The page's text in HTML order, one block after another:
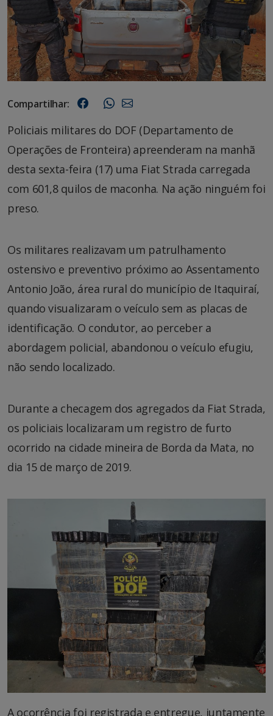
Compartilhar:
Policiais militares do DOF (Departamento de
Operações de Fronteira) apreenderam na manhã
desta sexta-feira (17) uma Fiat Strada carregada
com 601,8 quilos de maconha. Na ação ninguém foi
preso.
Os militares realizavam um patrulhamento
ostensivo e preventivo próximo ao Assentamento
Antonio João, área rural do município de Itaquiraí,
quando visualizaram o veículo sem as placas de
identificação. O condutor, ao perceber a
abordagem policial, abandonou o veículo efugiu,
não sendo localizado.
Durante a checagem dos agregados da Fiat Strada,
os policiais localizaram um registro de furto
ocorrido na cidade mineira de Borda da Mata, no
dia 15 de março de 2019.
A ocorrência foi registrada e entregue, juntamente